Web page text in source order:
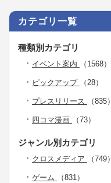
カテゴリ一覧
種類別カテゴリ
イベント案内 （1568）
ピックアップ （28）
プレスリリース （835）
四コマ漫画 （73）
ジャンル別カテゴリ
クロスメディア （749）
ゲーム （831）